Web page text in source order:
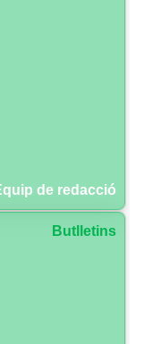
de redacció
Butlletins